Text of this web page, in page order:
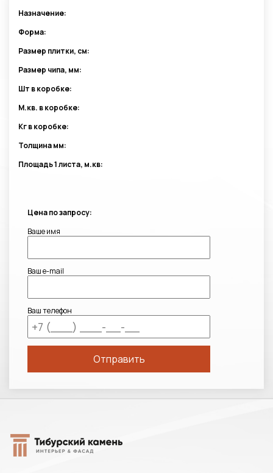
Назначение:
Форма:
Размер плитки, см:
Размер чипа, мм:
Шт в коробке:
М.кв. в коробке:
Кг в коробке:
Толщина мм:
Площадь 1 листа, м.кв:
Цена по запросу:
Ваше имя
Ваш e-mail
Ваш телефон